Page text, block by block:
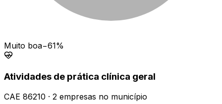
Muito boa−61%
Atividades de prática clínica geral
CAE 86210 · 2 empresas no município